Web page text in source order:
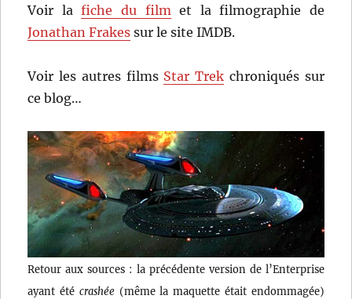
Voir lafiche du filmet la filmographie de
Jonathan Frakes sur le site IMDB.
Voir les autres films Star Trek chroniqués sur
ce blog…
Retour aux sources : la précédente version de l’Enterprise
ayant été crashée(même la maquette était endommagée)